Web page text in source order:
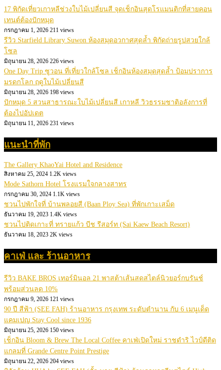
17 พิกัดเที่ยวเกาหลีช่วงใบไม้เปลี่ยนสี จุดเช็กอินสุดโรแมนติกที่สายคอน
เทนต์ต้องปักหมุด
กรกฎาคม 1, 2026 211 views
รีวิว Starfield Library Suwon ห้องสมุดอวกาศสุดล้ำ พิกัดถ่ายรูปสวยใกล้
โซล
มิถุนายน 28, 2026 226 views
One Day Trip ซูวอน ที่เที่ยวใกล้โซล เช็กอินห้องสมุดสุดล้ำ ป้อมปราการ
มรดกโลก ฤดูใบไม้เปลี่ยนสี
มิถุนายน 28, 2026 198 views
ปักหมุด 5 สวนสาธารณะใบไม้เปลี่ยนสี เกาหลี วิวธรรมชาติอลังการที่
ต้องไปอัปเดต
มิถุนายน 11, 2026 231 views
แนะนำที่พัก
The Gallery KhaoYai Hotel and Residence
สิงหาคม 25, 2024 1.2K views
Mode Sathorn Hotel โรงแรมใจกลางสาทร
กรกฎาคม 30, 2024 1.1K views
ชวนไปพักใจที่ บ้านพลอยสี (Baan Ploy Sea) ที่พักเกาะเสม็ด
ธันวาคม 19, 2023 1.4K views
ชวนไปติดเกาะที่ ทรายแก้ว บีช รีสอร์ท (Sai Kaew Beach Resort)
ธันวาคม 18, 2023 2K views
คาเฟ่ และ ร้านอาหาร
รีวิว BAKE BROS เทอร์มินอล 21 พาสต้าเส้นสดสไตล์นิวยอร์กบรันช์
พร้อมส่วนลด 10%
กรกฎาคม 9, 2026 121 views
90 ปี สีฟ้า (SEE FAH) ร้านอาหาร กรุงเทพ ระดับตำนาน กับ 6 เมนูเด็ด
แคมเปญ Stay Cool since 1936
มิถุนายน 25, 2026 150 views
เช็กอิน Bloom & Brew The Local Coffee คาเฟ่เปิดใหม่ ราชดำริ ไวป์ดีติด
แกลมที่ Grande Centre Point Prestige
มิถุนายน 22, 2026 204 views